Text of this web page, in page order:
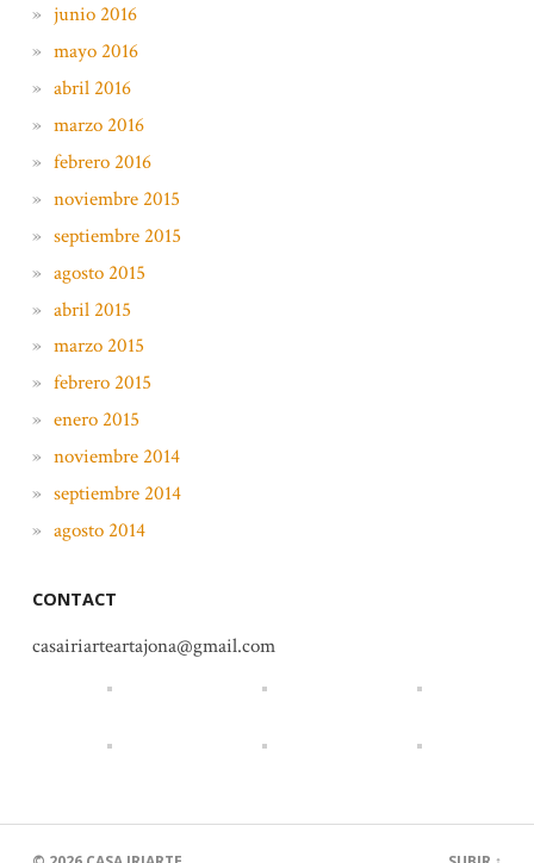
junio 2016
mayo 2016
abril 2016
marzo 2016
febrero 2016
noviembre 2015
septiembre 2015
agosto 2015
abril 2015
marzo 2015
febrero 2015
enero 2015
noviembre 2014
septiembre 2014
agosto 2014
CONTACT
casairiarteartajona@gmail.com